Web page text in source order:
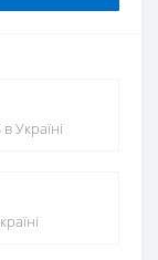
Україні